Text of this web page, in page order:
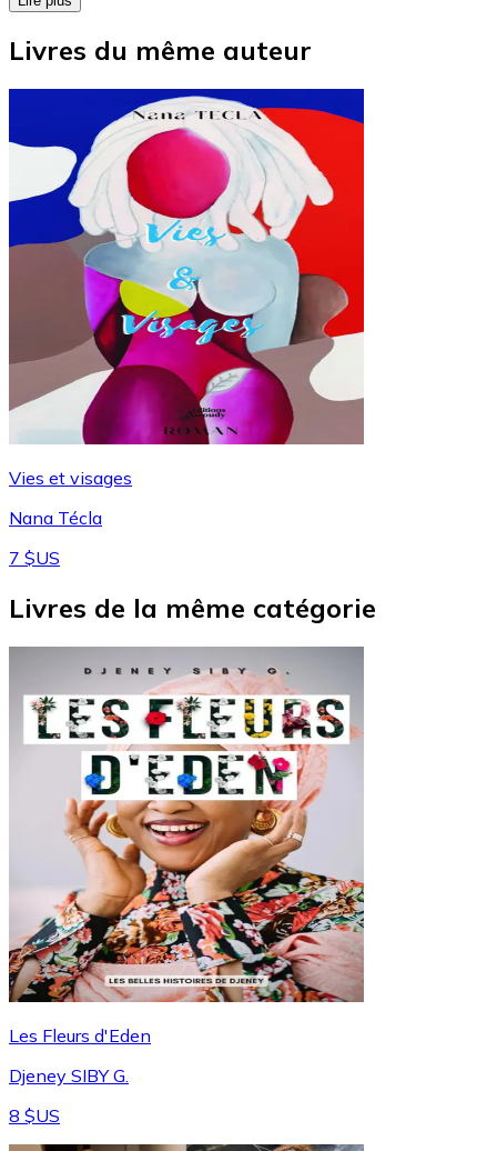
Livres du même auteur
Vies et visages
Nana Técla
7 $US
Livres de la même catégorie
Les Fleurs d'Eden
Djeney SIBY G.
8 $US